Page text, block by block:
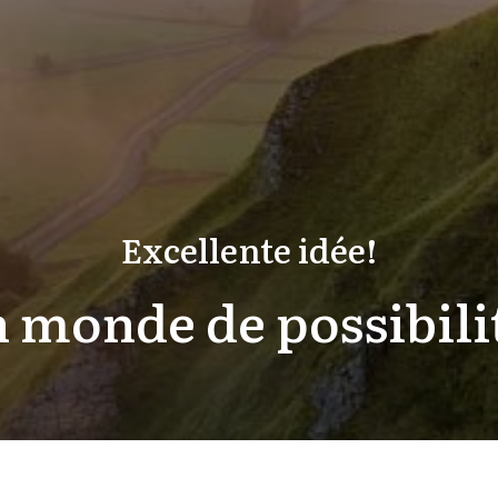
Excellente idée!
monde de